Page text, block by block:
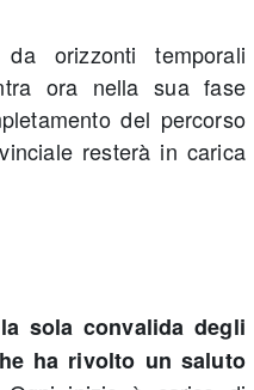
orizzonti temporali
ora nella sua fase
del percorso
resterà in carica
sola convalida degli
ha rivolto un saluto